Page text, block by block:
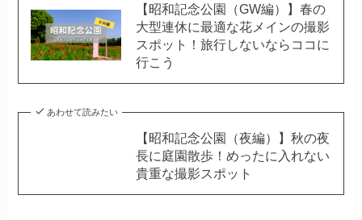
【昭和記念公園（GW編）】春の
大型連休に最適な花メインの撮影
スポット！旅行しないならココに
行こう
あわせて読みたい
【昭和記念公園（夜編）】秋の夜
長に庭園散歩！めったに入れない
貴重な撮影スポット